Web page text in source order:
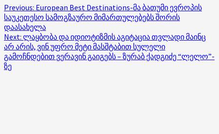
Post
navigation
Previous: European Best Destinations-მა ბათუმი ევროპის
საუკეთესო სამოგზაურო მიმართულებებს შორის
დაასახელა
Next: ლაყბობა და იდიოტიზმის აგიტაცია თვლადი მაინც
არ არის, ვინ უფრო მეტი მასშტაბით სულელი
გამოჩნდებით ვერავინ გაიგებს – ზურაბ ქადგიძე “ლელო”-
ზე